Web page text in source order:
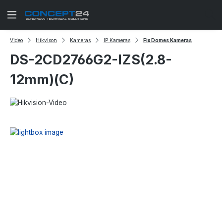
Zum Hauptinhalt springen
Video Hikvison Kameras IP Kameras Fix Domes Kameras
DS-2CD2766G2-IZS(2.8-
12mm)(C)